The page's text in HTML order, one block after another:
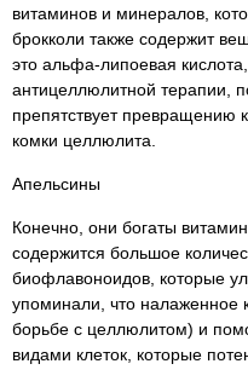
витаминов и минералов,
брокколи также содержит
это альфа-липоевая
антицеллюлитной терапии,
препятствует превращению
комки целлюлита.
Апельсины
Конечно, они богаты
содержится большое
биофлавоноидов, которые
упоминали, что налаженное
борьбе с целлюлитом) и
видами клеток, которые